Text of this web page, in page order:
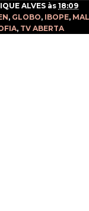
ALVES às 18:09
, GLOBO, IBOPE,
, TV ABERTA